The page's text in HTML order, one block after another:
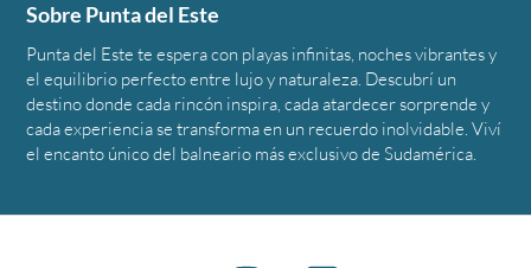
Sobre Punta del Este
Punta del Este te espera con playas infinitas, noches vibrantes y
el equilibrio perfecto entre lujo y naturaleza. Descubrí un
destino donde cada rincón inspira, cada atardecer sorprende y
cada experiencia se transforma en un recuerdo inolvidable. Viví
el encanto único del balneario más exclusivo de Sudamérica.